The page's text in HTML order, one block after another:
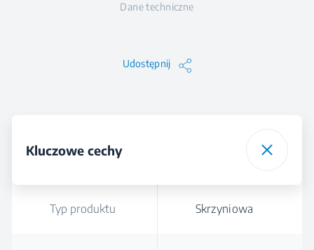
Dane techniczne
Udostępnij
Kluczowe cechy
Typ produktu Skrzyniowa